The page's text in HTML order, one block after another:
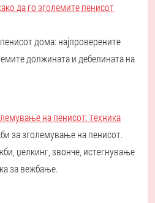
да го зголемите пенисот
дома: најпроверените
должината и дебелината на
на пенисот: техника
за зголемување на пенисот.
џелкинг, ѕвонче, истегнување
за вежбање.